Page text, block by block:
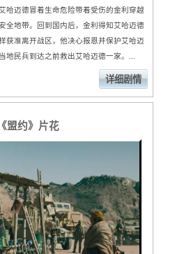
哈迈德冒着生命危险带着受伤的金利穿越
全地带。回到国内后，金利得知艾哈迈德
获准离开战区，他决心报恩并保护艾哈迈
地民兵到达之前救出艾哈迈德一家。...
详细剧情
《盟约》片花